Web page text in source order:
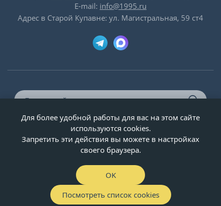
E-mail: info@1995.ru
Адрес в Старой Купавне: ул. Магистральная, 59 ст4
© ООО «Двери-и-точка», ИНН 5020092947, 1995-2026 г.
Для более удобной работы для вас на этом сайте
используются cookies.
Запретить эти действия вы можете в настройках
своего браузера.
OK
Посмотреть список cookies